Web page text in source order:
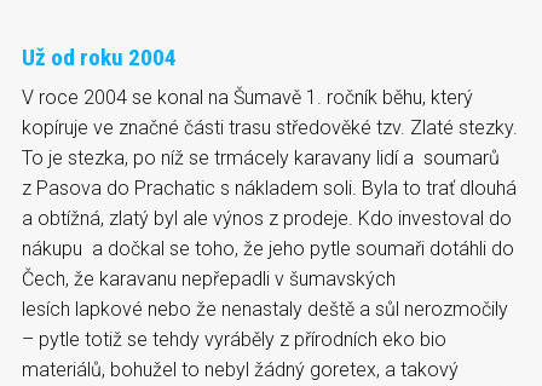
Už od roku 2004
V roce 2004 se konal na Šumavě 1. ročník běhu, který
kopíruje ve značné části trasu středověké tzv. Zlaté stezky.
To je stezka, po níž se trmácely karavany lidí a soumarů
z Pasova do Prachatic s nákladem soli. Byla to trať dlouhá
a obtížná, zlatý byl ale výnos z prodeje. Kdo investoval do
nákupu a dočkal se toho, že jeho pytle soumaři dotáhli do
Čech, že karavanu nepřepadli v šumavských
lesích lapkové nebo že nenastaly deště a sůl nerozmočily
– pytle totiž se tehdy vyráběly z přírodních eko bio
materiálů, bohužel to nebyl žádný goretex, a takový